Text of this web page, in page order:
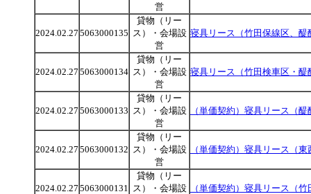
営
2024.02.27 5063000135
貸物（リー
ス）・会場設
営
寝具リース（竹田保線区、醍
2024.02.27 5063000134
貸物（リー
ス）・会場設
営
寝具リース（竹田検車区・醍
2024.02.27 5063000133
貸物（リー
ス）・会場設
営
（単価契約）寝具リース（
2024.02.27 5063000132
貸物（リー
ス）・会場設
営
（単価契約）寝具リース（
2024.02.27 5063000131
貸物（リー
ス）・会場設
（単価契約）寝具リース（